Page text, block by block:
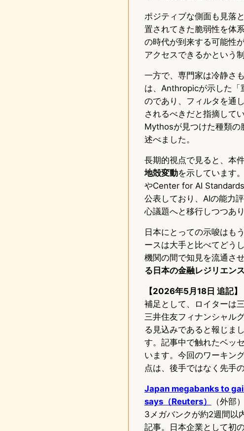
ポジティブな側面も見落
置されてきた脆弱性を体
の時代が到来する可能性
アクセスできるかという
一方で、専門家は冷静さ
は、Anthropicが示した「
のであり、フィルタを通
されるべきだと指摘して
Mythosが見つけた種類の
述べました。
長期的視点で見ると、本
地殻変動を示しています
やCenter for AI
公表しており、AIの能力
心議題へと移行しつつあり
日本にとっての示唆はも
ースは大手と比べてどう
機関の間で知見を流通さ
る日本の金融レジリエン
【2026年5月18日 追記】
補足として、ロイターは
三井住友フィナンシャル
る見込みであると報じま
す。記事中で触れたベッ
います。今回のワーキン
点は、後手ではなく先手
Japan megabanks to
says（Reuters）
（外部）
3メガバンクが約2週間以
記事。日本企業として初